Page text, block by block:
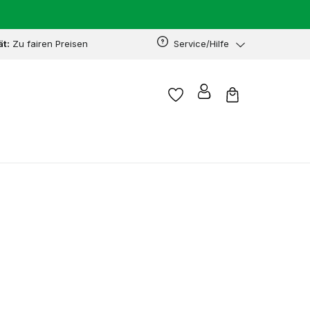
Zu fairen Preisen Service/Hilfe